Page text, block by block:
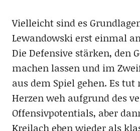
Vielleicht sind es
Lewandowski erst einmal
Die Defensive stärken, den
machen lassen und im
aus dem Spiel gehen. Es
Herzen weh aufgrund des
Offensivpotentials, aber
Kreilach eben wieder als